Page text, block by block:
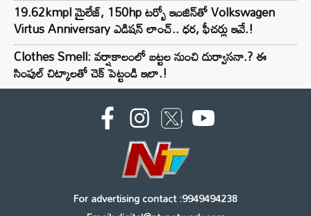
19.62kmpl మైలేజ్, 150hp టర్బో ఇంజిన్‌తో Volkswagen
Virtus Anniversary ఎడిషన్ లాంచ్.. ధర, ఫీచర్లు ఇవే.!
Clothes Smell: వర్షాకాలంలో బట్టల నుంచి దుర్వాసనా.? ఈ
సింపుల్ చిట్కాలతో చెక్ పెట్టండి ఇలా.!
For advertising contact :9949494238